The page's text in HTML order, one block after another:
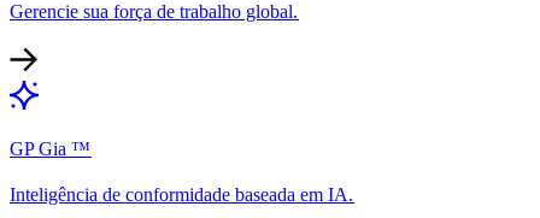
Gerencie sua força de trabalho global.​​
GP Gia ™​​
Inteligência de conformidade baseada em IA.​​